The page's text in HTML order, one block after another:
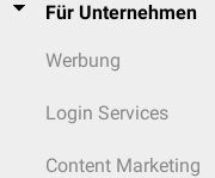
Für Unternehmen
Werbung
Login Services
Content Marketing